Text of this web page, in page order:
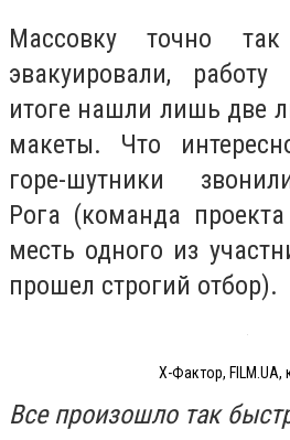
Массовку точно
эвакуировали,
итоге нашли лишь две
макеты. Что
горе-шутники
Рога (команда
месть одного из
прошел строгий отбор).
Х-Фактор, FILM.UA,
Все произошло так